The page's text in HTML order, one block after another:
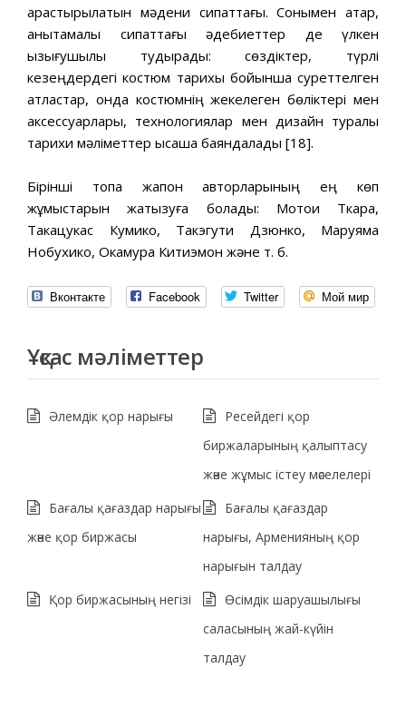
қарастырылатын мәдени сипаттағы. Сонымен қатар,
анықтамалық сипаттағы әдебиеттер де үлкен
қызығушылық тудырады: сөздіктер, түрлі
кезеңдердегі костюм тарихы бойынша суреттелген
атластар, онда костюмнің жекелеген бөліктері мен
аксессуарлары, технологиялар мен дизайн туралы
тарихи мәліметтер қысқаша баяндалады [18].
Бірінші топқа жапон авторларының ең көп
жұмыстарын жатқызуға болады: Мотои Ткара,
Такацукас Кумико, Такэгути Дзюнко, Маруяма
Нобухико, Окамура Китиэмон және т. б.
Вконтакте Facebook Twitter Мой мир
Ұқсас мәліметтер
Әлемдік қор нарығы
Ресейдегі қор
биржаларының қалыптасу
және жұмыс істеу мәселелері
Бағалы қағаздар нарығы
және қор биржасы
Бағалы қағаздар
нарығы, Арменияның қор
нарығын талдау
Қор биржасының негізі
Өсімдік шаруашылығы
саласының жай-күйін
талдау